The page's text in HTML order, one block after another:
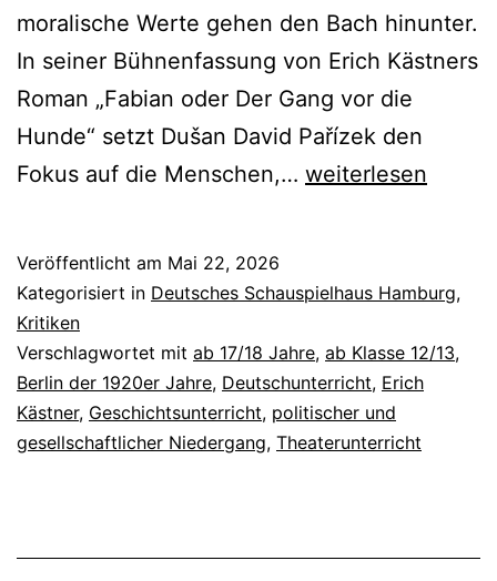
moralische Werte gehen den Bach hinunter.
In seiner Bühnenfassung von Erich Kästners
Roman „Fabian oder Der Gang vor die
Hunde“ setzt Dušan David Pařízek den
Fokus auf die Menschen,… Fabian
Gang
die
Hunde
weiterlesen
Veröffentlicht am Mai 22, 2026
Kategorisiert in Deutsches Schauspielhaus Hamburg,
Kritiken
Verschlagwortet mit ab 17/18 Jahre, ab Klasse 12/13,
Berlin der 1920er Jahre, Deutschunterricht, Erich
Kästner, Geschichtsunterricht, politischer und
gesellschaftlicher Niedergang, Theaterunterricht